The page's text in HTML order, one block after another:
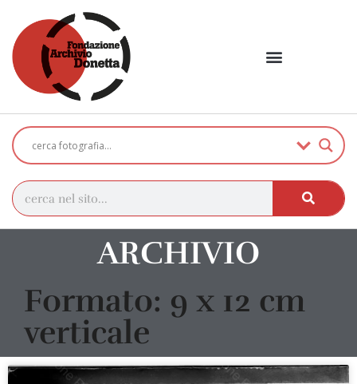
ARCHIVIO
Formato: 9 x 12 cm
verticale